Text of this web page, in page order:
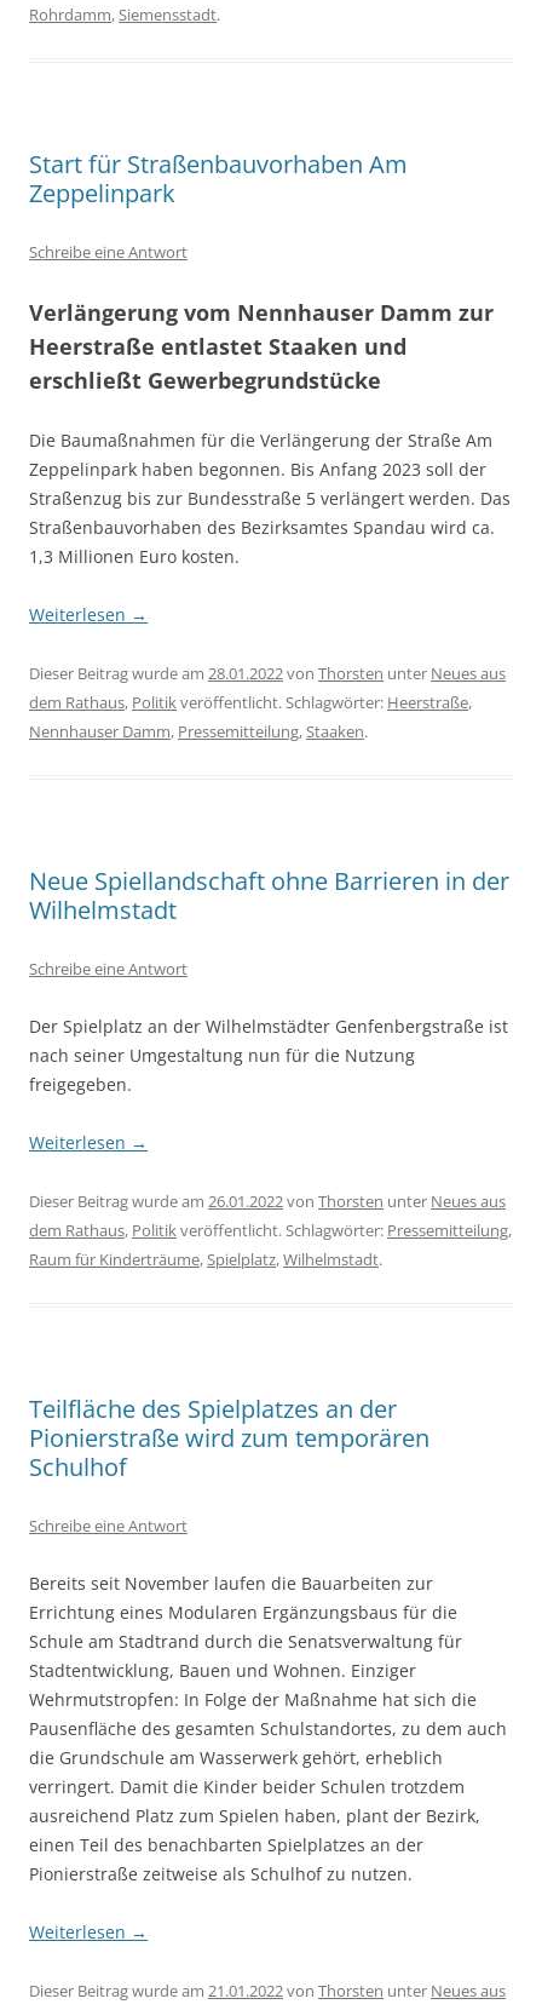
Rohrdamm,Siemensstadt.
Start für Straßenbauvorhaben Am
Zeppelinpark
Schreibe eine Antwort
Verlängerung vom Nennhauser Damm zur
Heerstraße entlastet Staaken und
erschließt Gewerbegrundstücke
Die Baumaßnahmen für die Verlängerung der Straße Am
Zeppelinpark haben begonnen. Bis Anfang 2023 soll der
Straßenzug bis zur Bundesstraße 5 verlängert werden. Das
Straßenbauvorhaben des Bezirksamtes Spandau wird ca.
1,3 Millionen Euro kosten.
Weiterlesen →
Dieser Beitrag wurde am 28.01.2022von Thorsten unter Neues aus
dem Rathaus, Politikveröffentlicht. Schlagwörter: Heerstraße,
Nennhauser Damm, Pressemitteilung,Staaken.
Neue Spiellandschaft ohne Barrieren in der
Wilhelmstadt
Schreibe eine Antwort
Der Spielplatz an der Wilhelmstädter Genfenbergstraße ist
nach seiner Umgestaltung nun für die Nutzung
freigegeben.
Weiterlesen →
Dieser Beitrag wurde am 26.01.2022von Thorsten unter Neues aus
dem Rathaus, Politikveröffentlicht. Schlagwörter: Pressemitteilung,
Raum für Kinderträume,Spielplatz,Wilhelmstadt.
Teilfläche des Spielplatzes an der
Pionierstraße wird zum temporären
Schulhof
Schreibe eine Antwort
Bereits seit November laufen die Bauarbeiten zur
Errichtung eines Modularen Ergänzungsbaus für die
Schule am Stadtrand durch die Senatsverwaltung für
Stadtentwicklung, Bauen und Wohnen. Einziger
Wehrmutstropfen: In Folge der Maßnahme hat sich die
Pausenfläche des gesamten Schulstandortes, zu dem auch
die Grundschule am Wasserwerk gehört, erheblich
verringert. Damit die Kinder beider Schulen trotzdem
ausreichend Platz zum Spielen haben, plant der Bezirk,
einen Teil des benachbarten Spielplatzes an der
Pionierstraße zeitweise als Schulhof zu nutzen.
Weiterlesen →
Dieser Beitrag wurde am 21.01.2022von Thorsten unter Neues aus